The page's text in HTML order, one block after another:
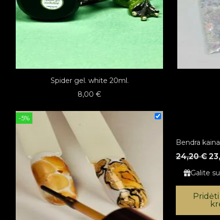
Spider gel. white 20ml.
8,00 €
-5%
Bendra
24,20 €
Galite